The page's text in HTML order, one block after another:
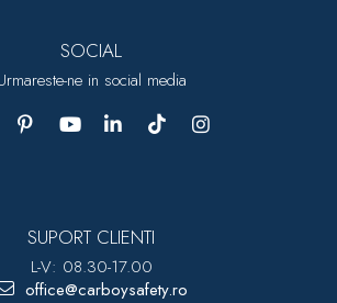
SOCIAL
ne in social media
SUPORT CLIENTI
L-V: 08.30-17.00
office@carboysafety.ro